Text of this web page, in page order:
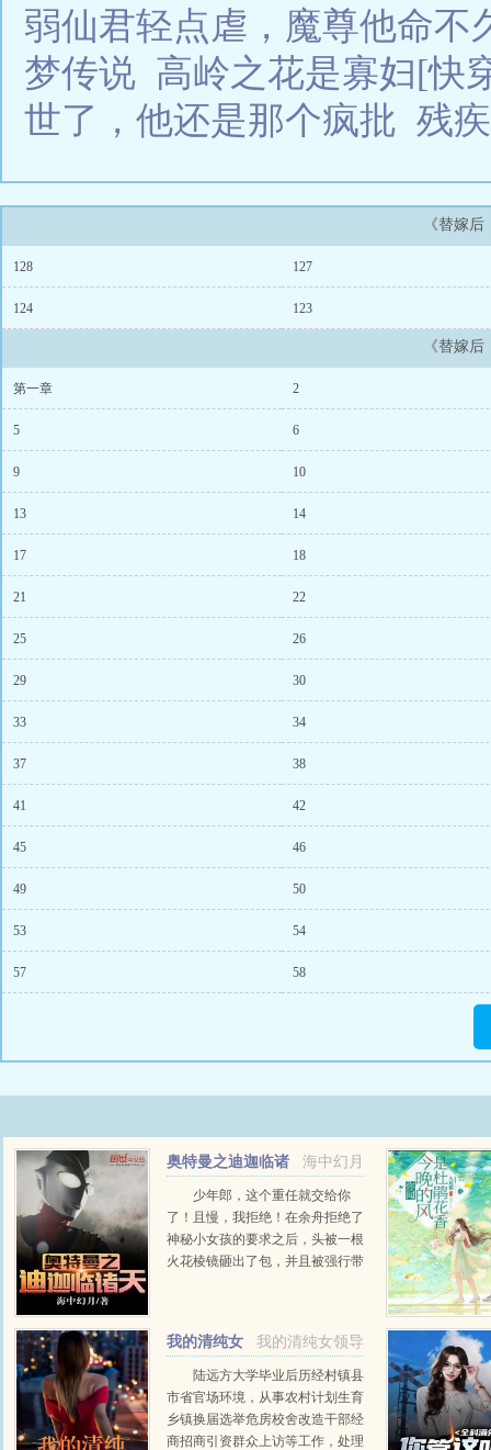
弱仙君轻点虐，魔尊他命不
梦传说 高岭之花是寡妇[快
世了，他还是那个疯批 残
《替嫁
128 127
124 123
《替嫁
第一章 2
5 6
9 10
13 14
17 18
21 22
25 26
29 30
33 34
37 38
41 42
45 46
49 50
53 54
57 58
海中幻月
奥特曼之迪迦临诸
少年郎，这个重任就交给你
了！且慢，我拒绝！在余舟拒绝了
神秘小女孩的要求之后，头被一根
火花棱镜砸出了包，并且被强行带
我的清纯女领导
我的清纯女
领导陆远方大学毕业后历经村镇县
市省官场环境，从事农村计划生育
乡镇换届选举危房校舍改造干部经
商招商引资群众上访等工作，处理